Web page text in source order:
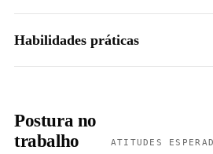
Habilidades práticas
Postura no
trabalho
ATITUDES